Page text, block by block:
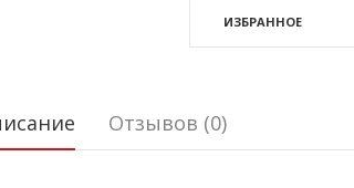
ИЗБРАННОЕ
Отзывов (0)